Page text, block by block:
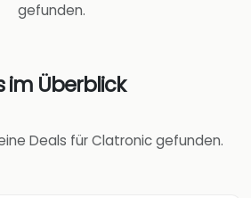
gefunden.
im Überblick
Deals für Clatronic gefunden.